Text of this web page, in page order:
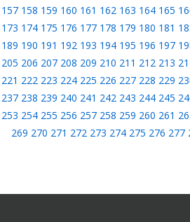
157 158 159 160 161 162 163 164 165
173 174 175 176 177 178 179 180 181
189 190 191 192 193 194 195 196 197
205 206 207 208 209 210 211 212 213
221 222 223 224 225 226 227 228 229
237 238 239 240 241 242 243 244 245
253 254 255 256 257 258 259 260 261
269 270 271 272 273 274 275 276 277